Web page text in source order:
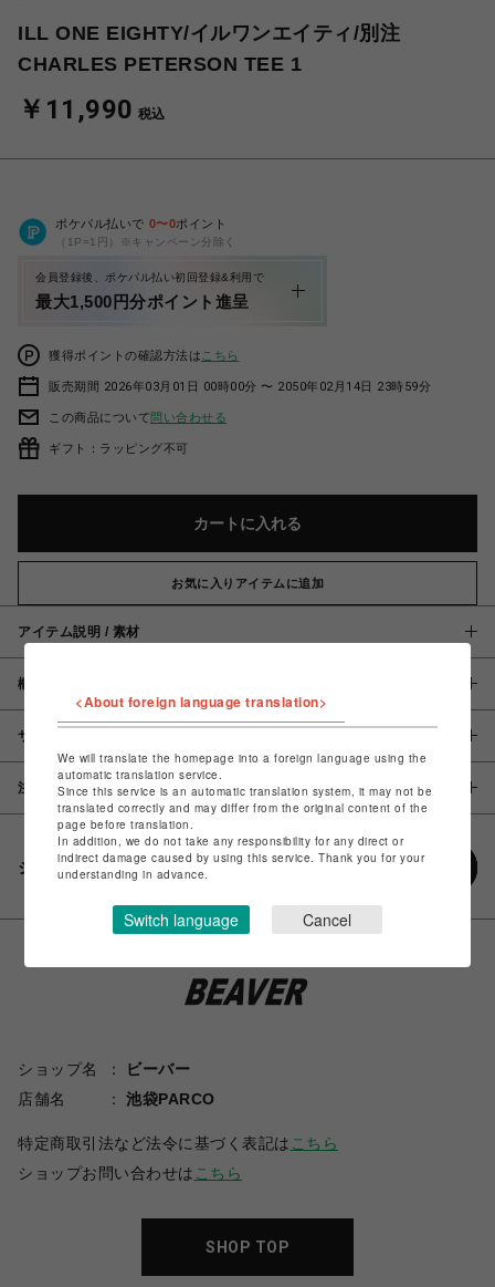
ILL ONE EIGHTY/イルワンエイティ/別注
CHARLES PETERSON TEE 1
￥11,990 税込
ポケパル払いで 0〜0ポイント
（1P=1円）※キャンペーン分除く
会員登録後、ポケパル払い初回登録&利用で
最大1,500円分ポイント進呈
獲得ポイントの確認方法は こちら
販売期間 2026年03月01日 00時00分 〜 2050年02月14日 23時59分
この商品について問い合わせる
ギフト：ラッピング不可
カートに入れる
お気に入りアイテムに追加
アイテム説明 / 素材
概要
サイズ
注意事項
シェアする
ショップ名
ビーバー
店舗名
池袋PARCO
特定商取引法など法令に基づく表記は こちら
ショップお問い合わせは こちら
SHOP TOP
<About foreign language translation>
We will translate the homepage into a foreign language using the
automatic translation service.
Since this service is an automatic translation system, it may not be
translated correctly and may differ from the original content of the
page before translation.
In addition, we do not take any responsibility for any direct or
indirect damage caused by using this service. Thank you for your
understanding in advance.
Switch language Cancel